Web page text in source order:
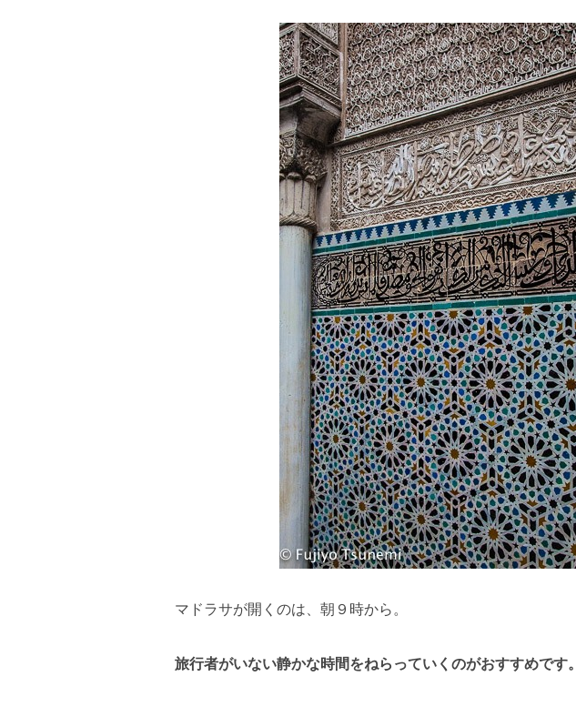
マドラサが開くのは、朝９時から。
旅行者がいない静かな時間をねらっていくのがおすすめです。